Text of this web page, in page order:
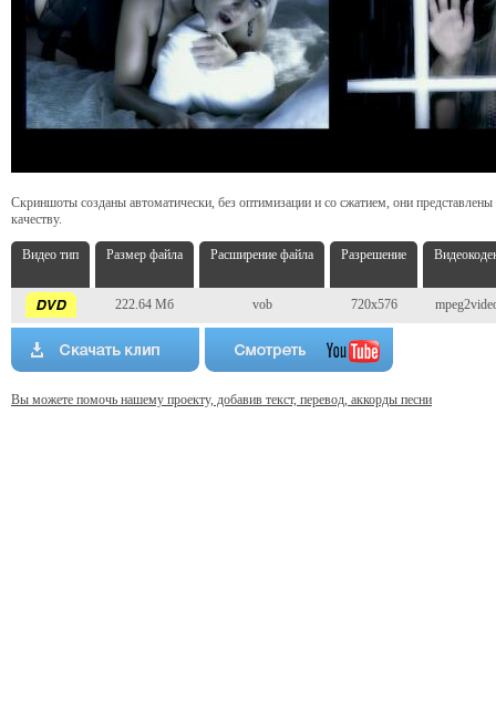
Скриншоты созданы автоматически, без оптимизации и со сжатием, они
качеству.
Видео тип Размер файла Расширение файла Разрешение
222.64 Мб vob 720x576
Вы можете помочь нашему проекту, добавив текст, перевод, аккорды песни